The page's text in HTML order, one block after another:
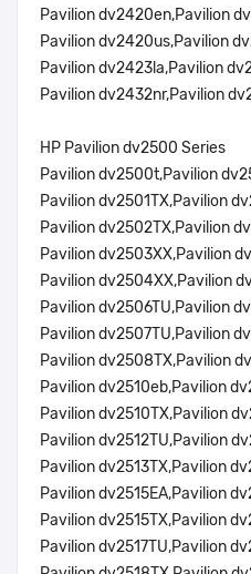
Pavilion dv2420en,Pavilion
Pavilion dv2420us,Pavilion
Pavilion dv2423la,Pavilion
Pavilion dv2432nr,Pavilion
HP Pavilion dv2500 Series
Pavilion dv2500t,Pavilion
Pavilion dv2501TX,Pavilion
Pavilion dv2502TX,Pavilion
Pavilion dv2503XX,Pavilion
Pavilion dv2504XX,Pavilion
Pavilion dv2506TU,Pavilion
Pavilion dv2507TU,Pavilion
Pavilion dv2508TX,Pavilion
Pavilion dv2510eb,Pavilion
Pavilion dv2510TX,Pavilion
Pavilion dv2512TU,Pavilion
Pavilion dv2513TX,Pavilion
Pavilion dv2515EA,Pavilion
Pavilion dv2515TX,Pavilion
Pavilion dv2517TU,Pavilion